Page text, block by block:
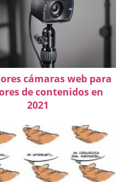
cámaras web para
de contenidos en
2021